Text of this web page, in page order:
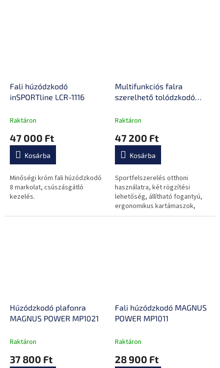
Fali húzódzkodó
inSPORTline LCR-1116
Raktáron
47 000 Ft
Kosárba
Minőségi króm fali húzódzkodó
8 markolat, csúszásgátló
kezelés.
Multifunkciós falra
szerelhető tolódzkodó
U205
Raktáron
47 200 Ft
Kosárba
Sportfelszerelés otthoni
használatra, két rögzítési
lehetőség, állítható fogantyú,
ergonomikus kartámaszok,
boxzsáktartóval ellátott,
Húzódzkodó plafonra
MAGNUS POWER MP1021
Raktáron
37 800 Ft
Fali húzódzkodó MAGNUS
POWER MP1011
Raktáron
28 900 Ft